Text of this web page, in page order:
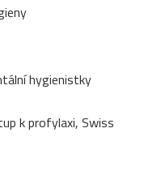
hygienistky
k profylaxi, Swiss